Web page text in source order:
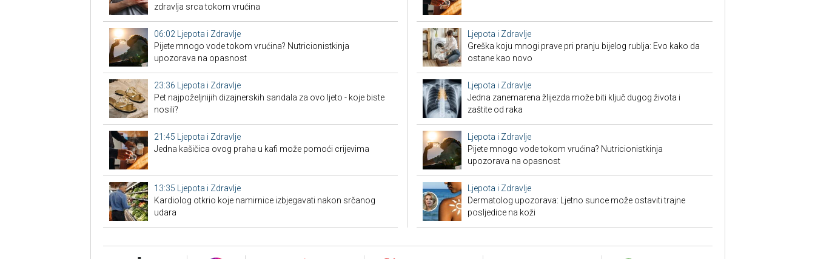
zdravlja srca tokom vrućina
06:02
Ljepota i Zdravlje
Pijete mnogo vode tokom vrućina? Nutricionistkinja
upozorava na opasnost
23:36
Ljepota i Zdravlje
Pet najpoželjnijih dizajnerskih sandala za ovo ljeto - koje biste
nosili?
21:45
Ljepota i Zdravlje
Jedna kašičica ovog praha u kafi može pomoći crijevima
13:35
Ljepota i Zdravlje
Kardiolog otkrio koje namirnice izbjegavati nakon srčanog
udara
Ljepota i Zdravlje
Greška koju mnogi prave pri pranju bijelog rublja: Evo kako da
ostane kao novo
Ljepota i Zdravlje
Jedna zanemarena žlijezda može biti ključ dugog života i
zaštite od raka
Ljepota i Zdravlje
Pijete mnogo vode tokom vrućina? Nutricionistkinja
upozorava na opasnost
Ljepota i Zdravlje
Dermatolog upozorava: Ljetno sunce može ostaviti trajne
posljedice na koži